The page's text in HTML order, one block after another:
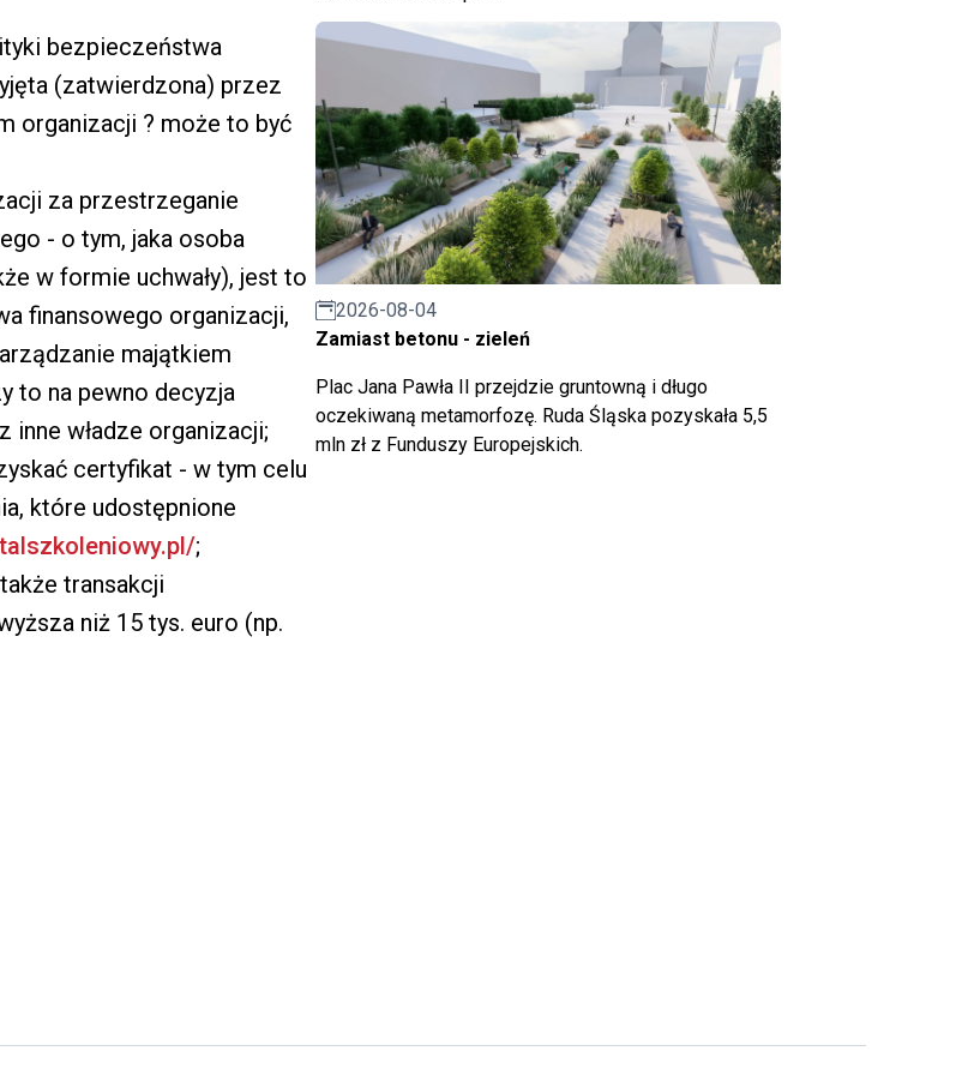
bezpieczeństwa
(zatwierdzona) przez
organizacji ? może to być
za przestrzeganie
- o tym, jaka osoba
w formie uchwały), jest to
finansowego organizacji,
majątkiem
to na pewno decyzja
władze organizacji;
certyfikat - w tym celu
które udostępnione
;
transakcji
niż 15 tys. euro (np.
2026-08-04
Zamiast betonu - zieleń
Plac Jana Pawła II przejdzie gruntowną i długo
oczekiwaną metamorfozę. Ruda Śląska pozyskała 5,5
mln zł z Funduszy Europejskich.